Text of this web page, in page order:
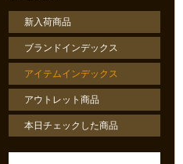
新入荷商品
ブランドインデックス
アイテムインデックス
アウトレット商品
本日チェックした商品